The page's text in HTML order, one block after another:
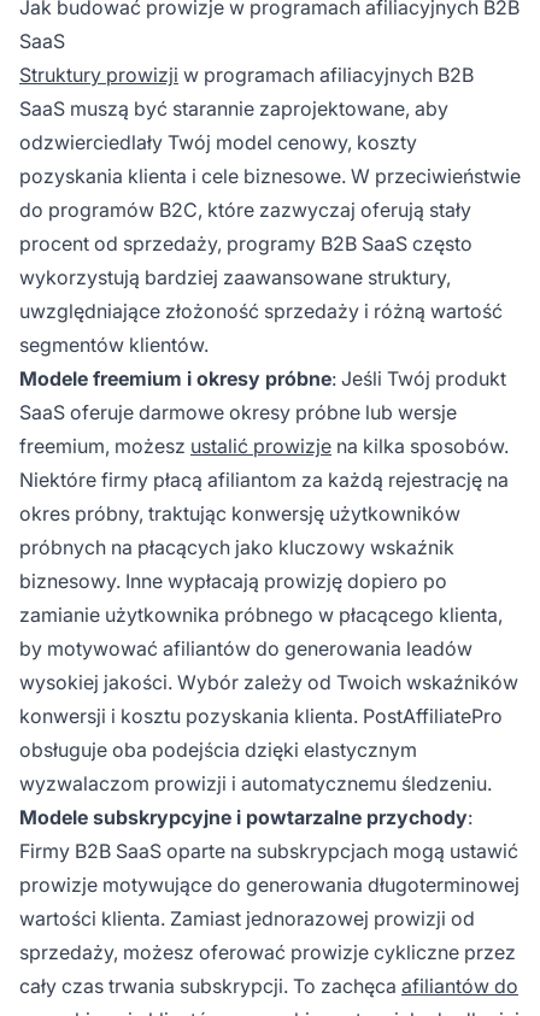
Jak budować prowizje w programach afiliacyjnych B2B
SaaS
Struktury prowizji w programach afiliacyjnych B2B
SaaS muszą być starannie zaprojektowane, aby
odzwierciedlały Twój model cenowy, koszty
pozyskania klienta i cele biznesowe. W przeciwieństwie
do programów B2C, które zazwyczaj oferują stały
procent od sprzedaży, programy B2B SaaS często
wykorzystują bardziej zaawansowane struktury,
uwzględniające złożoność sprzedaży i różną wartość
segmentów klientów.
Modele freemium i okresy próbne: Jeśli Twój produkt
SaaS oferuje darmowe okresy próbne lub wersje
freemium, możesz ustalić prowizje na kilka sposobów.
Niektóre firmy płacą afiliantom za każdą rejestrację na
okres próbny, traktując konwersję użytkowników
próbnych na płacących jako kluczowy wskaźnik
biznesowy. Inne wypłacają prowizję dopiero po
zamianie użytkownika próbnego w płacącego klienta,
by motywować afiliantów do generowania leadów
wysokiej jakości. Wybór zależy od Twoich wskaźników
konwersji i kosztu pozyskania klienta. PostAffiliatePro
obsługuje oba podejścia dzięki elastycznym
wyzwalaczom prowizji i automatycznemu śledzeniu.
Modele subskrypcyjne i powtarzalne przychody:
Firmy B2B SaaS oparte na subskrypcjach mogą ustawić
prowizje motywujące do generowania długoterminowej
wartości klienta. Zamiast jednorazowej prowizji od
sprzedaży, możesz oferować prowizje cykliczne przez
cały czas trwania subskrypcji. To zachęca afiliantów do